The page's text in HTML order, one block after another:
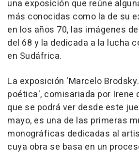
una exposición que reúne
más conocidas como la de su
en los años 70, las imágenes
del 68 y la dedicada a la lucha
en Sudáfrica.
La exposición 'Marcelo
poética', comisariada por Irene
que se podrá ver desde este
mayo, es una de las primeras
monográficas dedicadas al
cuya obra se basa en un